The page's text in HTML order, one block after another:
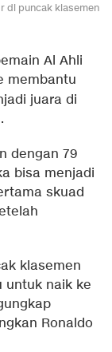
di puncak klasemen
Al Ahli
membantu
juara di
dengan 79
bisa menjadi
skuad
klasemen
untuk naik ke
Ronaldo